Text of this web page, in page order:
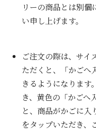
リーの商品とは別
い申し上げます。
ご注文の際は、サイ
ただくと、「かごへ
きるようになります
き、黄色の「かごへ
と、商品がかごに入
をタップいただき、